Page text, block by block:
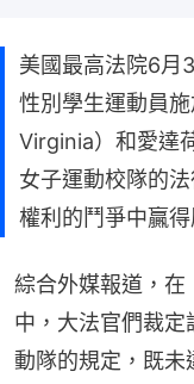
美國最高法院6月
性別學生運動員
Virginia）和愛達
女子運動校隊的
權利的鬥爭中贏得
綜合外媒報道，在
中，大法官們裁
動隊的規定，既未